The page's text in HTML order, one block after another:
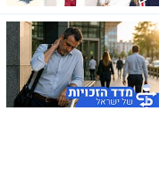
ניוזלטרים
מייל